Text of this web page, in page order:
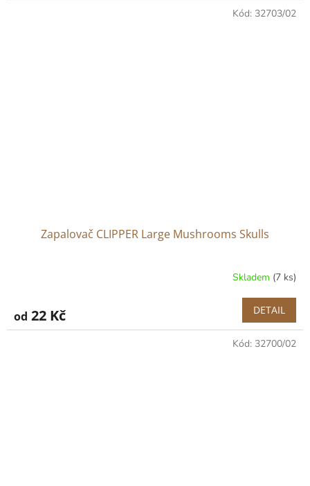
Zapalovač CLIPPER Large Mushrooms Skulls
Skladem (7 ks)
od 22 Kč DETAIL
Kód: 32703/02
Kód: 32700/02